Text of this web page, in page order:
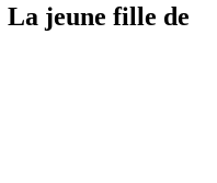
La jeune fille de